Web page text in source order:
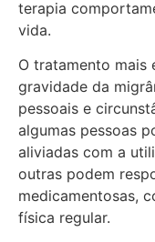
terapia
vida.
O tratamento
gravidade da
pessoais e
algumas pessoas
aliviadas com a
outras podem
medicamentosas,
física regular.